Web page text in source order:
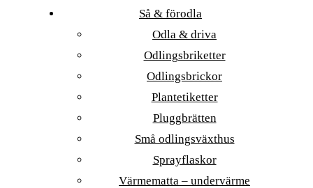
Så & förodla
Odla & driva
Odlingsbriketter
Odlingsbrickor
Plantetiketter
Pluggbrätten
Små odlingsväxthus
Sprayflaskor
Värmematta – undervärme